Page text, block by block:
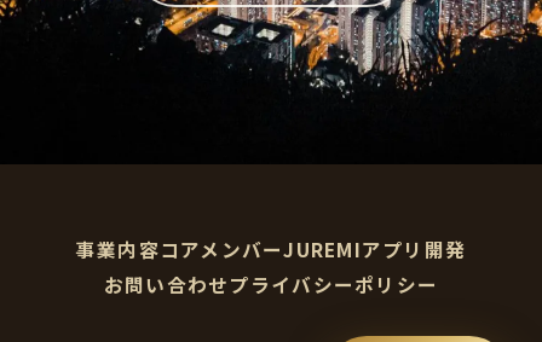
事業内容コアメンバーJUREMIアプリ開発
お問い合わせプライバシーポリシー